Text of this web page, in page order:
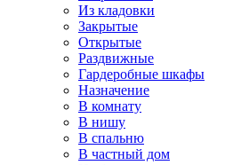
Из кладовки
Закрытые
Открытые
Раздвижные
Гардеробные шкафы
Назначение
В комнату
В нишу
В спальню
В частный дом